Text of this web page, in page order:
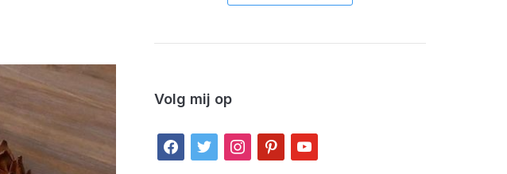
Volg mij op
facebook
twitter instagrampinterestyoutube